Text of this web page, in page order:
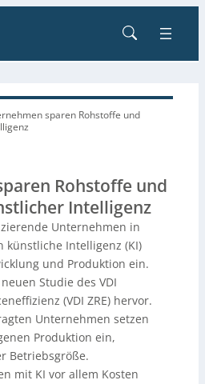
sparen Rohstoffe und
Rohstoffe und
Intelligenz
Unternehmen in
künstliche Intelligenz (KI)
und Produktion ein.
Studie des VDI
(VDI ZRE) hervor.
Unternehmen setzen
Produktion ein,
Betriebsgröße.
mit KI vor allem Kosten